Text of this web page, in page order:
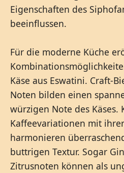
Eigenschaften des
beeinflussen.
Für die moderne Küche
Käse aus Eswatini. Craft-
Noten bilden einen
würzigen Note des Käses.
Kaffeevariationen mit
harmonieren
buttrigen Textur. Sogar
Zitrusnoten können als